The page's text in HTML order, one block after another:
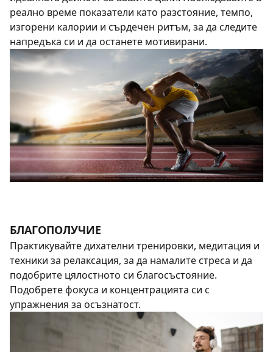
реално време показатели като разстояние, темпо,
изгорени калории и сърдечен ритъм, за да следите
напредъка си и да останете мотивирани.
БЛАГОПОЛУЧИЕ
Практикувайте дихателни тренировки, медитация и
техники за релаксация, за да намалите стреса и да
подобрите цялостното си благосъстояние.
Подобрете фокуса и концентрацията си с
упражнения за осъзнатост.